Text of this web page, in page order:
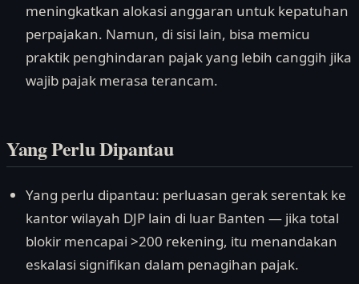
meningkatkan alokasi anggaran untuk kepatuhan
perpajakan. Namun, di sisi lain, bisa memicu
praktik penghindaran pajak yang lebih canggih jika
wajib pajak merasa terancam.
Yang Perlu Dipantau
Yang perlu dipantau: perluasan gerak serentak ke
kantor wilayah DJP lain di luar Banten — jika total
blokir mencapai >200 rekening, itu menandakan
eskalasi signifikan dalam penagihan pajak.